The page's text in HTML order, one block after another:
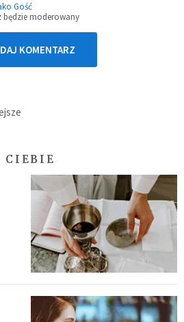
Gość
moderowany
KOMENTARZ
CIEBIE